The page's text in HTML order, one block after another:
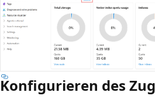
Konfigurieren des